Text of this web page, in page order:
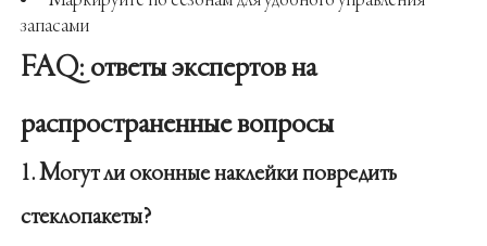
запасами
FAQ: ответы экспертов на
распространенные вопросы
1. Могут ли оконные наклейки повредить
стеклопакеты?